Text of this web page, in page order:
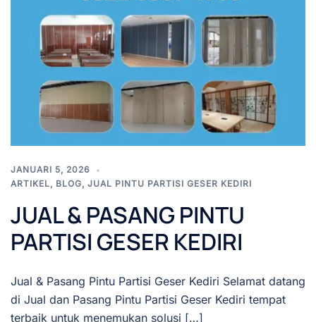
JANUARI 5, 2026
ARTIKEL, BLOG, JUAL PINTU PARTISI GESER KEDIRI
JUAL & PASANG PINTU
PARTISI GESER KEDIRI
Jual & Pasang Pintu Partisi Geser Kediri Selamat datang
di Jual dan Pasang Pintu Partisi Geser Kediri tempat
terbaik untuk menemukan solusi […]